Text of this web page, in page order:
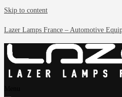
Skip to content
Lazer Lamps France – Automotive